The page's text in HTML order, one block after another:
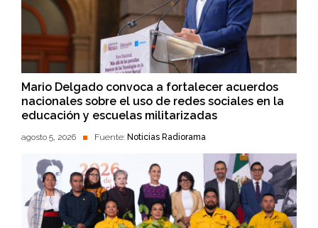
Mario Delgado convoca a fortalecer acuerdos
nacionales sobre el uso de redes sociales en la
educación y escuelas militarizadas
agosto 5, 2026 Fuente: Noticias Radiorama